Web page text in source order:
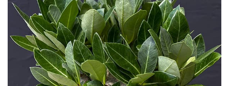
観葉植物特集
ポットサイズ別 6号～7号 [ザ・ファームセレクト]アデ